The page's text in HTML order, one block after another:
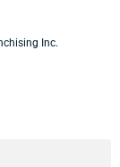
Inc.